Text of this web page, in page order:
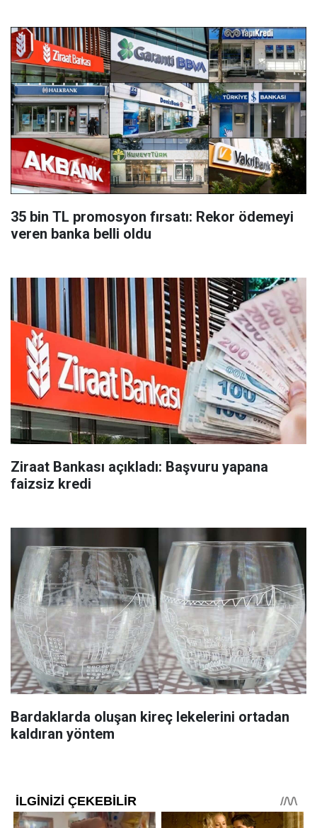
35 bin TL promosyon fırsatı: Rekor ödemeyi
veren banka belli oldu
Ziraat Bankası açıkladı: Başvuru yapana
faizsiz kredi
Bardaklarda oluşan kireç lekelerini ortadan
kaldıran yöntem